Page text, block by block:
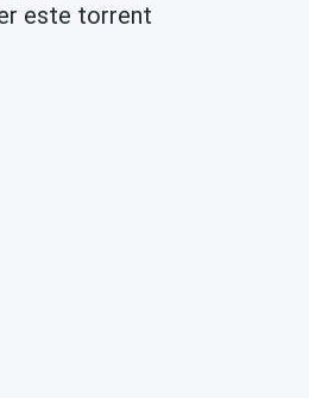
este torrent